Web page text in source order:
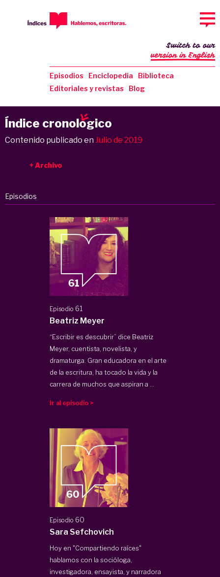
Episodios Enciclopedia
Biblioteca
Editoriales y revistas
Blog
Switch to our
version in English
Índice cronologico
Contenido publicado en Julio de 2019
Archivo
Episodios
Episodio 61
Beatriz Meyer
“Escribir es descubrir” dice Beatriz
Meyer, cuentista, novelista, y
dramaturga. Gran educadora en el arte
de la escritura, ha tocado la vida y la
carrera de muchos que aspiran a ...
Ir al episodio >
Episodio 60
Sara Sefchovich
Hoy en "Compartiendo raíces"
hablamos con la socióloga,
investigadora, ensayista, y narradora